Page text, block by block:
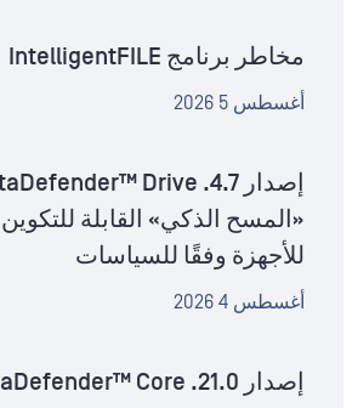
مخاطر برنامج IntelligentFILE
أغسطس 5 2026
«المسح الذكي» القابلة
للأجهزة وفقًا للسياسات
أغسطس 4 2026
إصدار MetaDefender™ Core .21.0